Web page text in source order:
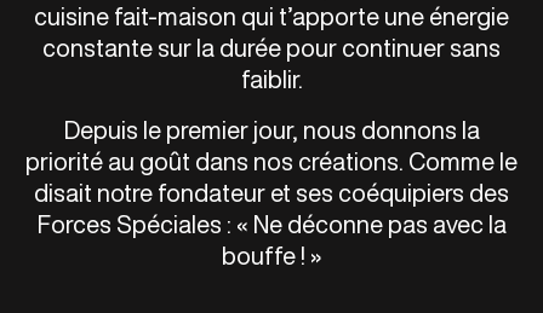
cuisine fait-maison qui t’apporte une énergie
constante sur la durée pour continuer sans
faiblir.
Depuis le premier jour, nous donnons la
priorité au goût dans nos créations. Comme le
disait notre fondateur et ses coéquipiers des
Forces Spéciales : « Ne déconne pas avec la
bouffe ! »